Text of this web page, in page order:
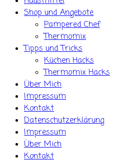
Shop und Angebote
Pampered Chef
Thermomix
Tipps und Tricks
Küchen Hacks
Thermomix Hacks
Über Mich
Impressum
Kontakt
Datenschutzerklärung
Impressum
Über Mich
Kontakt